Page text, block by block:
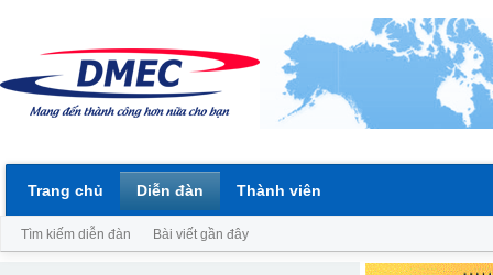
Trang chủ Diễn đàn
Tìm kiếm diễn đàn Bài viết gần đây
Thành viên